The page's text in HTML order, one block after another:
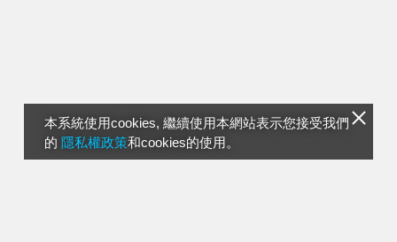
本系統使用cookies, 繼續使用本網站表示您接受我們
的 隱私權政策和cookies的使用。